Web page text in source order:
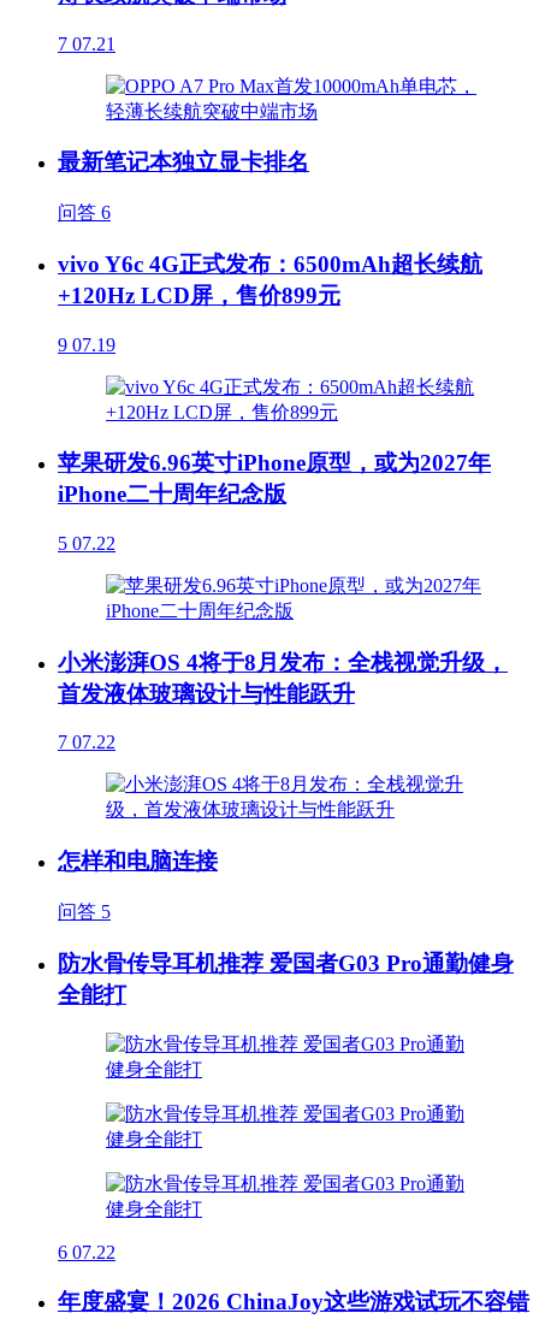
7 07.21
最新笔记本独立显卡排名
问答 6
vivo Y6c 4G正式发布：6500mAh超长续航
+120Hz LCD屏，售价899元
9 07.19
苹果研发6.96英寸iPhone原型，或为2027年
iPhone二十周年纪念版
5 07.22
小米澎湃OS 4将于8月发布：全栈视觉升级，
首发液体玻璃设计与性能跃升
7 07.22
怎样和电脑连接
问答 5
防水骨传导耳机推荐 爱国者G03 Pro通勤健身
全能打
6 07.22
年度盛宴！2026 ChinaJoy这些游戏试玩不容错